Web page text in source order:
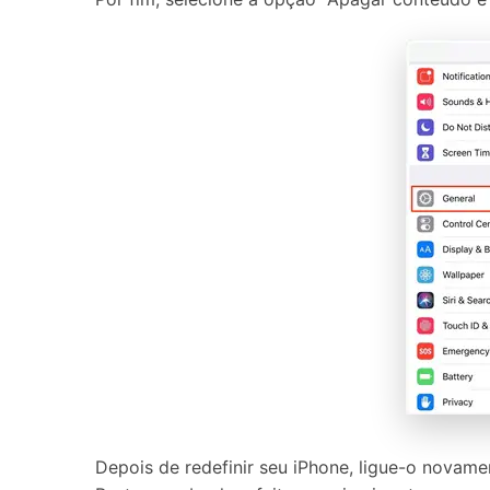
Depois de redefinir seu iPhone, ligue-o